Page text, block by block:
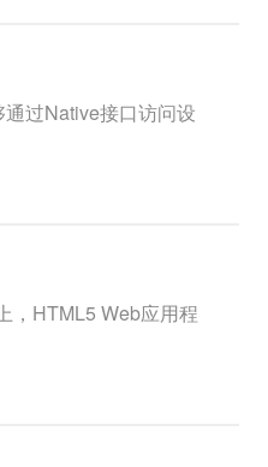
过Native接口访问设
，HTML5 Web应用程